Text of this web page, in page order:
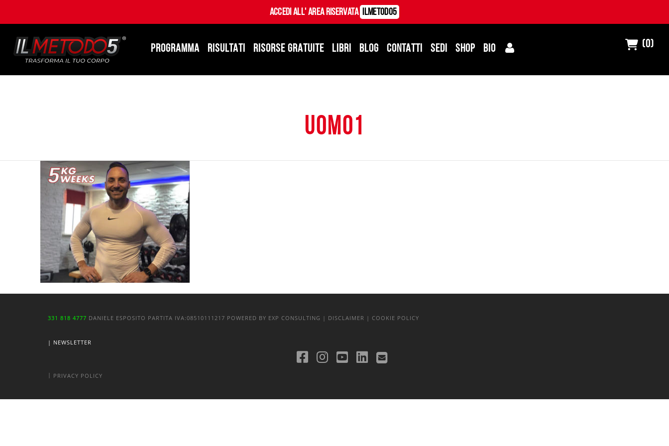
Accedi all' Area Riservata ILMetodo5
PROGRAMMA RISULTATI RISORSE GRATUITE LIBRI BLOG CONTATTI SEDI SHOP BIO (0)
uomo1
331 818 4777 DANIELE ESPOSITO PARTITA IVA:08510111217 POWERED BY EXP CONSULTING | DISCLAIMER | COOKIE POLICY
| NEWSLETTER
| PRIVACY POLICY